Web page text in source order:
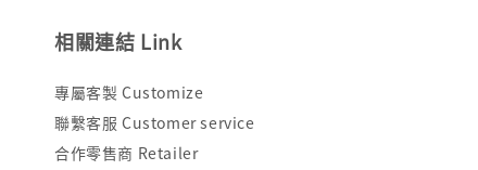
相關連結 Link
專屬客製 Customize
聯繫客服 Customer service
合作零售商 Retailer